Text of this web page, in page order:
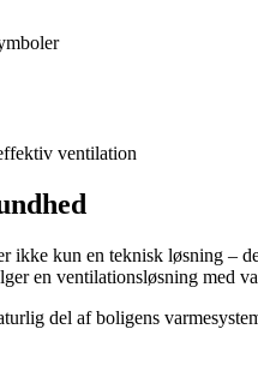
ventilation
kun en teknisk løsning –
en ventilationsløsning med
del af boligens